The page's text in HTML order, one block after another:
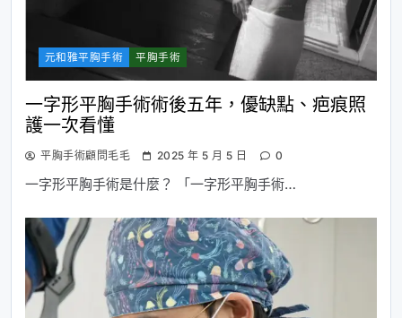
元和雅平胸手術 平胸手術
一字形平胸手術術後五年，優缺點、疤痕照
護一次看懂
平胸手術顧問毛毛 2025 年 5 月 5 日 0
一字形平胸手術是什麼？ 「一字形平胸手術…